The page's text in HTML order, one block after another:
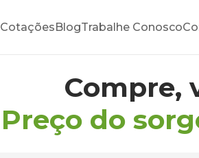
CotaçõesBlogTrabalhe Conosco
Compre,
Preço do